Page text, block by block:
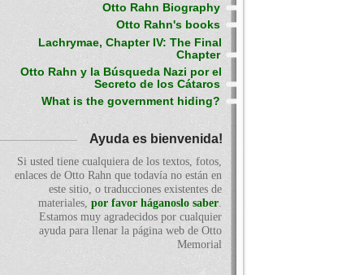
Otto Rahn Biography
Otto Rahn's books
Lachrymae, Chapter IV: The Final
Chapter
Otto Rahn y la Búsqueda Nazi por el
Secreto de los Cátaros
What is the government hiding?
Ayuda es bienvenida!
Si usted tiene cualquiera de los textos, fotos,
enlaces de Otto Rahn que todavía no están en
este sitio, o traducciones existentes de
materiales, por favor háganoslo saber.
Estamos muy agradecidos por cualquier
ayuda para llenar la página web de Otto
Memorial